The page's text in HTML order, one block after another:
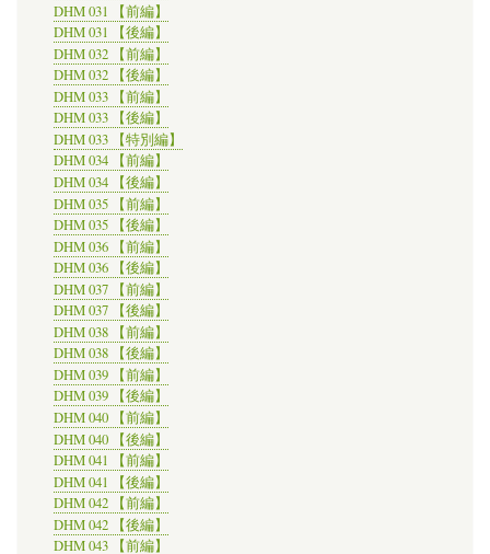
DHM 031 【前編】
DHM 031 【後編】
DHM 032 【前編】
DHM 032 【後編】
DHM 033 【前編】
DHM 033 【後編】
DHM 033 【特別編】
DHM 034 【前編】
DHM 034 【後編】
DHM 035 【前編】
DHM 035 【後編】
DHM 036 【前編】
DHM 036 【後編】
DHM 037 【前編】
DHM 037 【後編】
DHM 038 【前編】
DHM 038 【後編】
DHM 039 【前編】
DHM 039 【後編】
DHM 040 【前編】
DHM 040 【後編】
DHM 041 【前編】
DHM 041 【後編】
DHM 042 【前編】
DHM 042 【後編】
DHM 043 【前編】